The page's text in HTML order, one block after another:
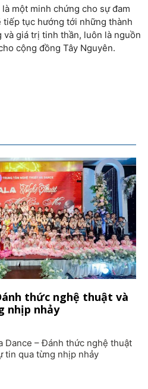
một minh chứng cho sự đam
tiếp tục hướng tới những thành
giá trị tinh thần, luôn là nguồn
cộng đồng Tây Nguyên.
thức nghệ thuật và
nhịp nhảy
Dance – Đánh thức nghệ thuật
tin qua từng nhịp nhảy